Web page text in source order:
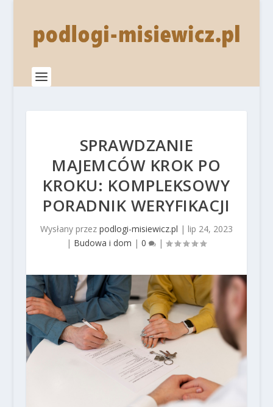
SPRAWDZANIE
MAJEMCÓW KROK PO
KROKU: KOMPLEKSOWY
PORADNIK WERYFIKACJI
Wysłany przez podlogi-misiewicz.pl | lip 24, 2023
| Budowa i dom |0 |